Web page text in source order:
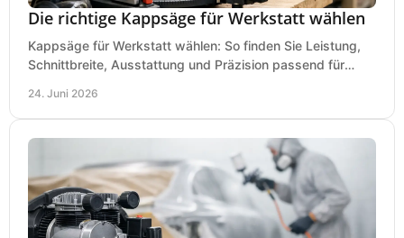
Die richtige Kappsäge für Werkstatt wählen
Kappsäge für Werkstatt wählen: So finden Sie Leistung,
Schnittbreite, Ausstattung und Präzision passend für
24. Juni 2026